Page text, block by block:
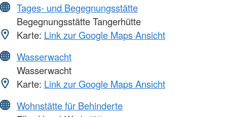
Tages- und Begegnungsstätte
Begegnungsstätte Tangerhütte
Karte: Link zur Google Maps Ansicht
Wasserwacht
Wasserwacht
Karte: Link zur Google Maps Ansicht
Wohnstätte für Behinderte